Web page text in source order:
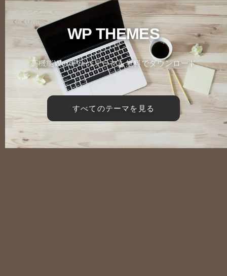
WP THEMES
高機能WordPressテーマを無料でダウンロード
すべてのテーマを見る